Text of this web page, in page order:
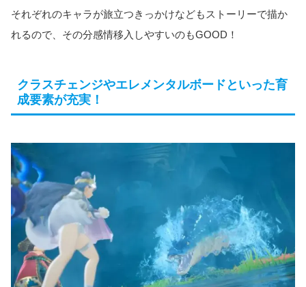
それぞれのキャラが旅立つきっかけなどもストーリーで描か
れるので、その分感情移入しやすいのもGOOD！
クラスチェンジやエレメンタルボードといった育
成要素が充実！